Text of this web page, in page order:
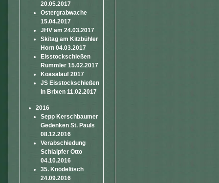
20.05.2017
Ostergrabwache
15.04.2017
JHV am 24.03.2017
Skitag am Kitzbühler
Horn 04.03.2017
Eisstockschießen
Rummler 15.02.2017
Koasalauf 2017
JS Eisstockschießen
in Brixen 11.02.2017
2016
Sepp Kerschbaumer
Gedenken St. Pauls
08.12.2016
Verabschiedung
Schlaipfer Otto
04.10.2016
35. Knödeltisch
24.09.2016